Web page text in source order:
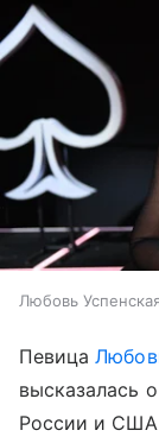
Любовь
Певица
высказалась
России и США